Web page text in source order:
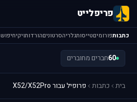
פריפלייט
כתבותפורומיםטייסותגלריהסרטוניםהורדותויקיחיפוש
60חברים מחוברים
בית כתבות פרופיל עבור X52/X52Pro